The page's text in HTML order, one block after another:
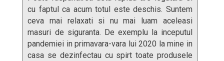
cu faptul ca acum totul este deschis. Suntem
ceva mai relaxati si nu mai luam aceleasi
masuri de siguranta. De exemplu la inceputul
pandemiei in primavara-vara lui 2020 la mine in
casa se dezinfectau cu spirt toate produsele